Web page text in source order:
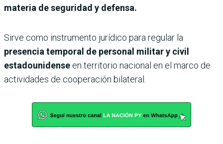
materia de seguridad y defensa.
Sirve como instrumento jurídico para regular la
presencia temporal de per­sonal militar y civil
estadou­nidense en territorio nacio­nal en el marco de
actividades de cooperación bilateral.